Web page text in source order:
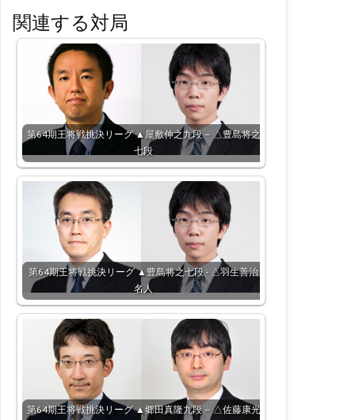
関連する対局
第64期王将戦挑決リーグ ▲屋敷伸之九段 – △豊島将之
七段
第64期王将戦挑決リーグ ▲豊島将之七段 - △羽生善治
名人
第64期王将戦挑決リーグ ▲郷田真隆九段 – △佐藤康光